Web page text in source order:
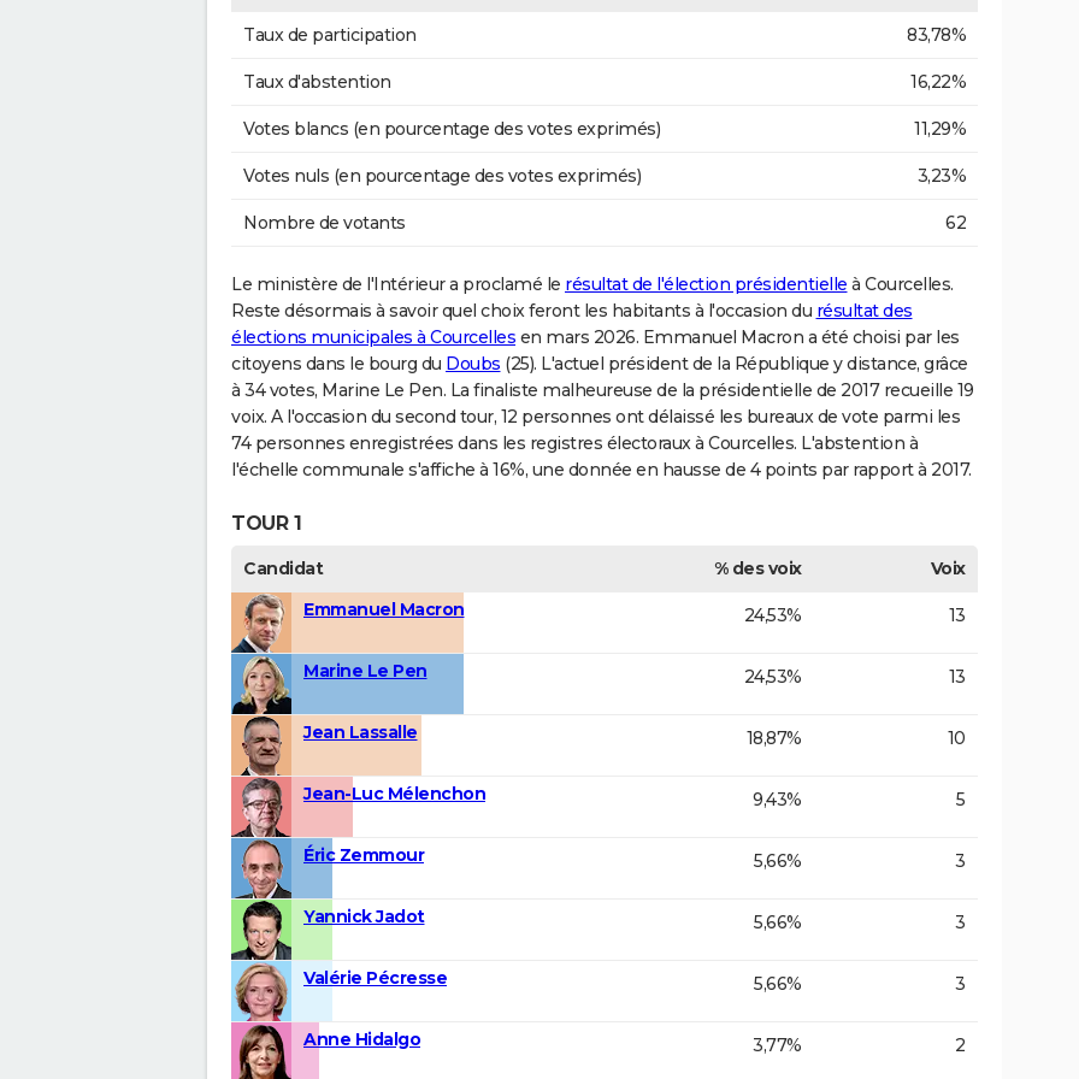
Taux de participation 83,78%
Taux d'abstention 16,22%
Votes blancs (en pourcentage des votes exprimés) 11,29%
Votes nuls (en pourcentage des votes exprimés) 3,23%
Nombre de votants 62
Le ministère de l'Intérieur a proclamé le résultat de l'élection présidentielle à Courcelles.
Reste désormais à savoir quel choix feront les habitants à l'occasion du résultat des
élections municipales à Courcelles en mars 2026. Emmanuel Macron a été choisi par les
citoyens dans le bourg du Doubs (25). L'actuel président de la République y distance, grâce
à 34 votes, Marine Le Pen. La finaliste malheureuse de la présidentielle de 2017 recueille 19
voix. A l'occasion du second tour, 12 personnes ont délaissé les bureaux de vote parmi les
74 personnes enregistrées dans les registres électoraux à Courcelles. L'abstention à
l'échelle communale s'affiche à 16%, une donnée en hausse de 4 points par rapport à 2017.
TOUR 1
Candidat % des voix
Voix
Emmanuel Macron
24,53% 13
Marine Le Pen 24,53% 13
Jean Lassalle 18,87% 10
Jean-Luc Mélenchon 9,43% 5
Éric Zemmour 5,66% 3
Yannick Jadot 5,66% 3
Valérie Pécresse 5,66% 3
Anne Hidalgo 3,77% 2